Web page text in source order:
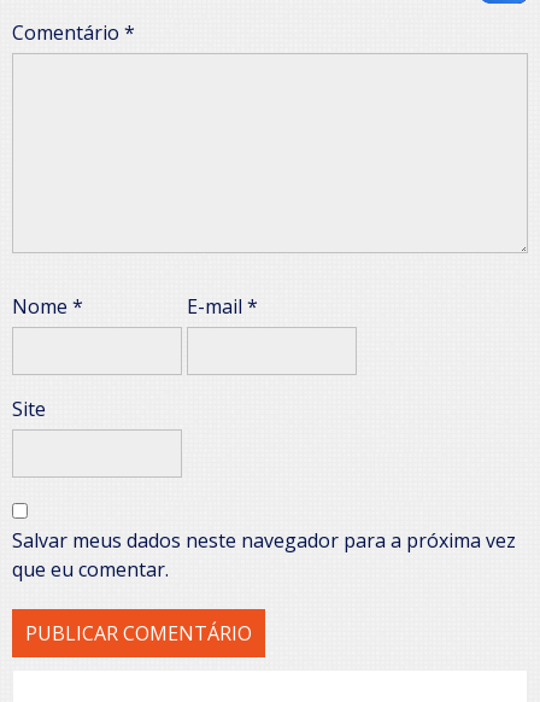
Comentário *
Nome * E-mail *
Site
Salvar meus dados neste navegador para a próxima vez
que eu comentar.